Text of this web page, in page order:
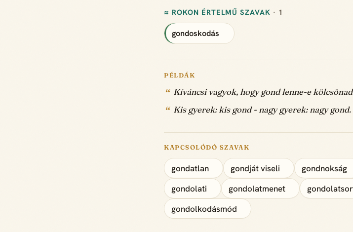
≈ ROKON ÉRTELMŰ SZAVAK · 1
gondoskodás
PÉLDÁK
Kíváncsi vagyok, hogy gond lenne-e
Kis gyerek: kis gond - nagy gyerek: nagy gond.
KAPCSOLÓDÓ SZAVAK
gondatlan gondját viseli gondnokság
gondolati
gondolatmenet gondolatsor
gondolkodásmód